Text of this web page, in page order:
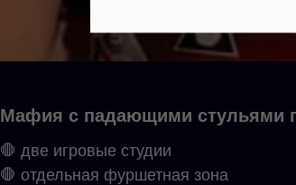
Мафия с падающими стульями
🛑 две игровые студии
🛑 отдельная фуршетная зона